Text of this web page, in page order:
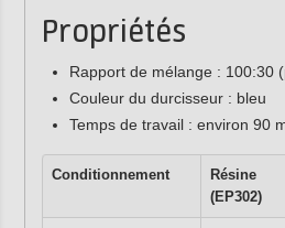
Propriétés
Rapport de mélange : 100:30
Couleur du durcisseur : bleu
Temps de travail : environ 90
Conditionnement
Résine
(EP302)